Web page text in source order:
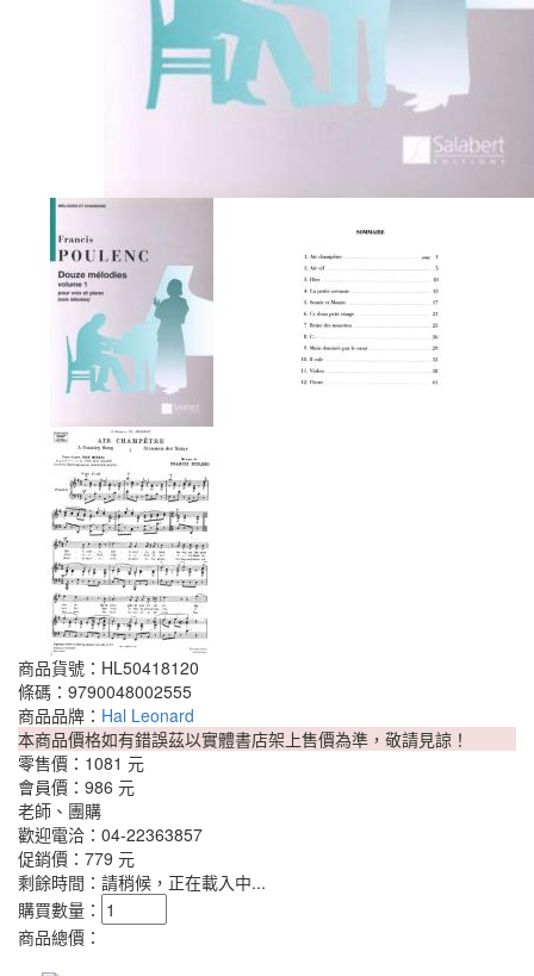
商品貨號：HL50418120
條碼：9790048002555
商品品牌： Hal Leonard
本商品價格如有錯誤茲以實體書店架上售價為準，敬請見諒！
零售價： 1081 元
會員價： 986 元
老師、團購
歡迎電洽：04-22363857
促銷價： 779 元
剩餘時間： 請稍候，正在載入中...
購買數量：
商品總價：